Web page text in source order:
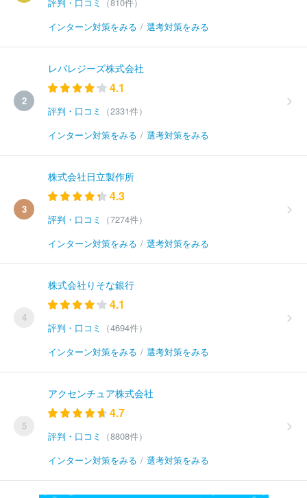
評判・口コミ
（810件）
インターン対策をみる / 選考対策をみる
2
レバレジーズ株式会社
4.1
評判・口コミ
（2331件）
インターン対策をみる / 選考対策をみる
3
株式会社日立製作所
4.3
評判・口コミ
（7274件）
インターン対策をみる / 選考対策をみる
4
株式会社りそな銀行
4.1
評判・口コミ
（4694件）
インターン対策をみる / 選考対策をみる
5
アクセンチュア株式会社
4.7
評判・口コミ
（8808件）
インターン対策をみる / 選考対策をみる